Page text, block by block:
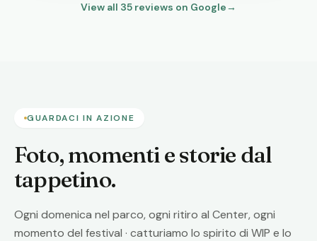
View all 35 reviews on Google→
GUARDACI IN AZIONE
Foto, momenti e storie dal
tappetino.
Ogni domenica nel parco, ogni ritiro al Center, ogni
momento del festival · catturiamo lo spirito di WIP e lo